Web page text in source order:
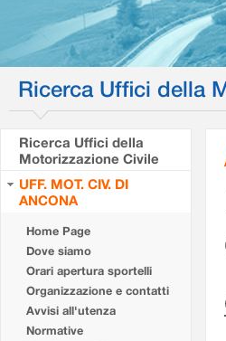
Ricerca Uffici della
Ricerca Uffici della
Motorizzazione Civile
UFF. MOT. CIV. DI
ANCONA
Home Page
Dove siamo
Orari apertura sportelli
Organizzazione e contatti
Avvisi all'utenza
Normative